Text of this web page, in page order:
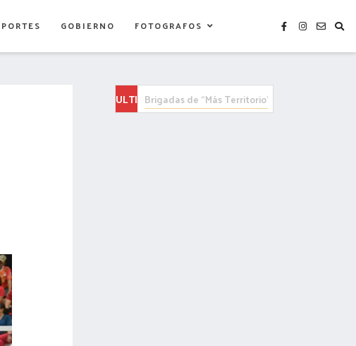
GOBIERNO FOTOGRAFOS
ULTIMASAlfonso Sánchez es un perfil cercano a la